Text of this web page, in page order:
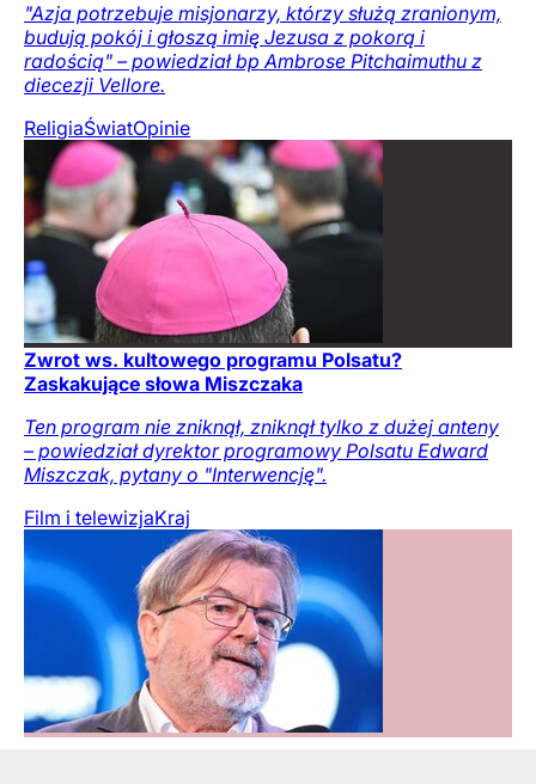
"Azja potrzebuje misjonarzy, którzy służą zranionym,
budują pokój i głoszą imię Jezusa z pokorą i
radością" – powiedział bp Ambrose Pitchaimuthu z
diecezji Vellore.
ReligiaŚwiatOpinie
Zwrot ws. kultowego programu Polsatu?
Zaskakujące słowa Miszczaka
Ten program nie zniknął, zniknął tylko z dużej anteny
– powiedział dyrektor programowy Polsatu Edward
Miszczak, pytany o "Interwencję".
Film i telewizjaKraj